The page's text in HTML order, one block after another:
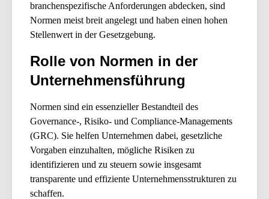
branchenspezifische Anforderungen abdecken, sind
Normen meist breit angelegt und haben einen hohen
Stellenwert in der Gesetzgebung.
Rolle von Normen in der
Unternehmensführung
Normen sind ein essenzieller Bestandteil des
Governance-, Risiko- und Compliance-Managements
(GRC). Sie helfen Unternehmen dabei, gesetzliche
Vorgaben einzuhalten, mögliche Risiken zu
identifizieren und zu steuern sowie insgesamt
transparente und effiziente Unternehmensstrukturen zu
schaffen.